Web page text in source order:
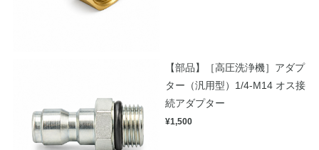
【部品】［高圧洗浄機］アダプ
ター（汎用型）1/4-M14 オス接
続アダプター
¥1,500